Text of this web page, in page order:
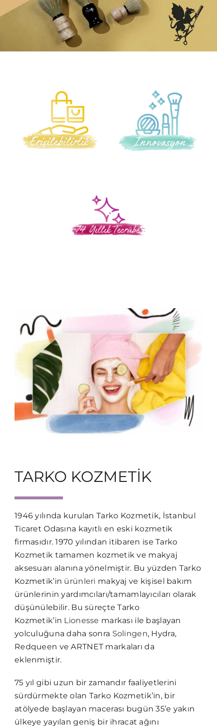
Üretim
Bize Ulaşın
TARKO KOZMETİK
1946 yılında kurulan Tarko Kozmetik, İstanbul
Ticaret Odasına kayıtlı en eski kozmetik
firmasıdır. 1970 yılından itibaren ise Tarko
Kozmetik tamamen kozmetik ve makyaj
aksesuarı alanına yönelmiştir. Bu yüzden Tarko
Kozmetik’in ürünleri makyaj ve kişisel bakım
ürünlerinin yardımcıları/tamamlayıcıları olarak
düşünülebilir. Bu süreçte Tarko
Kozmetik’in Lionesse markası ile başlayan
yolculuğuna daha sonra Solingen, Hydra,
Redqueen ve ARTNET markaları da
eklenmiştir.
75 yıl gibi uzun bir zamandır faaliyetlerini
sürdürmekte olan Tarko Kozmetik’in, bir
atölyede başlayan macerası bugün 35’e yakın
ülkeye yayılan geniş bir ihracat ağını